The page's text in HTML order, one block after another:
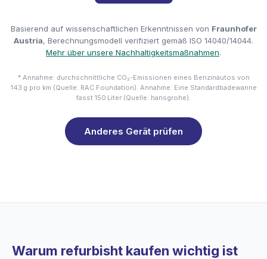
Basierend auf wissenschaftlichen Erkenntnissen von Fraunhofer
Austria, Berechnungsmodell verifiziert gemäß ISO 14040/14044.
Mehr über unsere Nachhaltigkeitsmaßnahmen.
* Annahme: durchschnittliche CO₂-Emissionen eines Benzinautos von
143 g pro km (Quelle: RAC Foundation). Annahme: Eine Standardbadewanne
fasst 150 Liter (Quelle: hansgrohe).
Anderes Gerät prüfen
Warum refurbisht kaufen wichtig ist